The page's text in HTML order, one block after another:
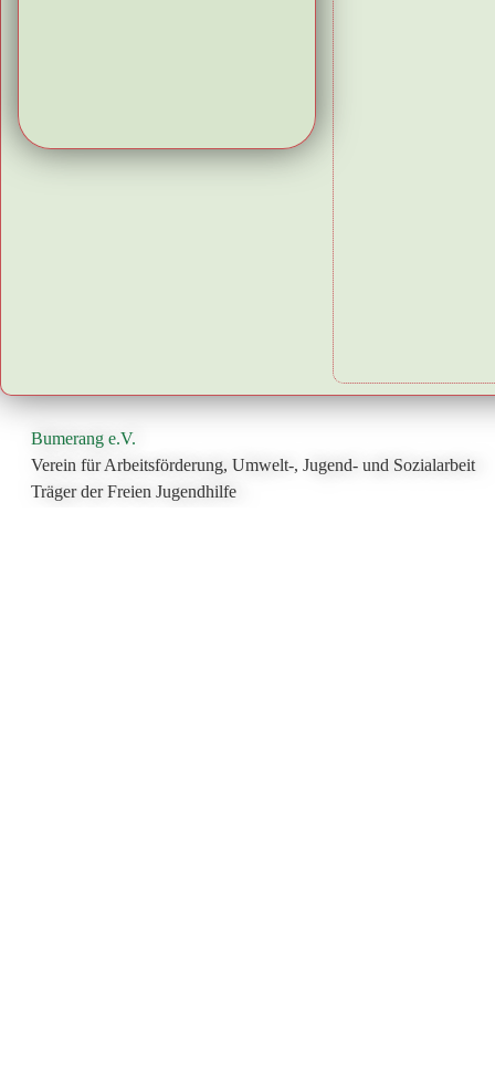
Bumerang e.V.
Verein für Arbeitsförderung, Umwelt-, Jugend- und Sozialarbeit
Träger der Freien Jugendhilfe